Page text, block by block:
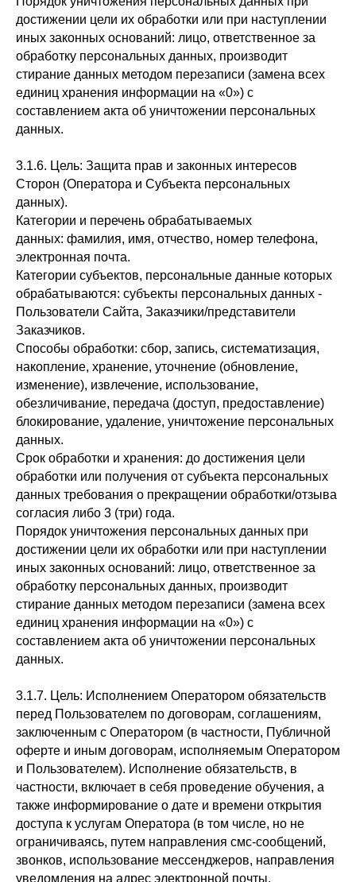
достижении цели их обработки или при наступлении
иных законных оснований: лицо, ответственное за
обработку персональных данных, производит
стирание данных методом перезаписи (замена всех
единиц хранения информации на «0») с
составлением акта об уничтожении персональных
данных.
3.1.6. Цель: Защита прав и законных интересов
Сторон (Оператора и Субъекта персональных
данных).
Категории и перечень обрабатываемых
данных: фамилия, имя, отчество, номер телефона,
электронная почта.
Категории субъектов, персональные данные которых
обрабатываются: субъекты персональных данных -
Пользователи Сайта, Заказчики/представители
Заказчиков.
Способы обработки: сбор, запись, систематизация,
накопление, хранение, уточнение (обновление,
изменение), извлечение, использование,
обезличивание, передача (доступ, предоставление)
блокирование, удаление, уничтожение персональных
данных.
Срок обработки и хранения: до достижения цели
обработки или получения от субъекта персональных
данных требования о прекращении обработки/отзыва
согласия либо 3 (три) года.
Порядок уничтожения персональных данных при
достижении цели их обработки или при наступлении
иных законных оснований: лицо, ответственное за
обработку персональных данных, производит
стирание данных методом перезаписи (замена всех
единиц хранения информации на «0») с
составлением акта об уничтожении персональных
данных.
3.1.7. Цель: Исполнением Оператором обязательств
перед Пользователем по договорам, соглашениям,
заключенным с Оператором (в частности, Публичной
оферте и иным договорам, исполняемым Оператором
и Пользователем). Исполнение обязательств, в
частности, включает в себя проведение обучения, а
также информирование о дате и времени открытия
доступа к услугам Оператора (в том числе, но не
ограничиваясь, путем направления смс-сообщений,
звонков, использование мессенджеров, направления
уведомления на адрес электронной почты,